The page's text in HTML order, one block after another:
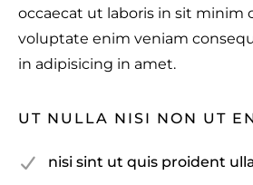
occaecat ut laboris in sit minim
voluptate enim veniam
in adipisicing in amet.
UT NULLA NISI NON UT
nisi sint ut quis proident